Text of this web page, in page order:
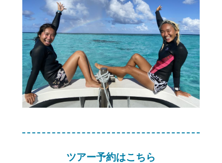
ツアー予約はこちら